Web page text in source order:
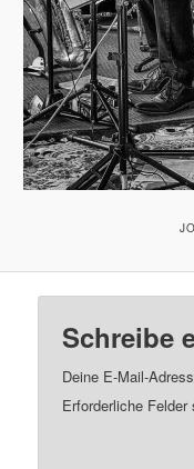
Schreibe
Deine E-Mail-
Erforderliche